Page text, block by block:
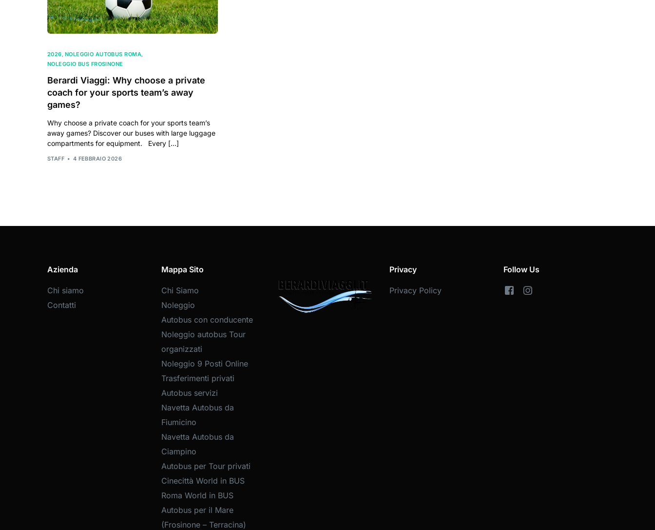
2026 NOLEGGIO AUTOBUS ROMA
NOLEGGIO BUS FROSINONE
Berardi Viaggi: Why choose a private
coach for your sports team’s away
games?
Why choose a private coach for your sports team’s
away games? Discover our buses with large luggage
compartments for equipment. Every […]
STAFF 4 FEBBRAIO 2026
Azienda
Chi siamo
Contatti
Mappa Sito
Chi Siamo
Noleggio
Autobus con conducente
Noleggio autobus Tour
organizzati
Noleggio 9 Posti Online
Trasferimenti privati
Autobus servizi
Navetta Autobus da
Fiumicino
Navetta Autobus da
Ciampino
Autobus per Tour privati
Cinecittà World in BUS
Roma World in BUS
Autobus per il Mare
(Frosinone – Terracina)
Privacy
Privacy Policy
Follow Us